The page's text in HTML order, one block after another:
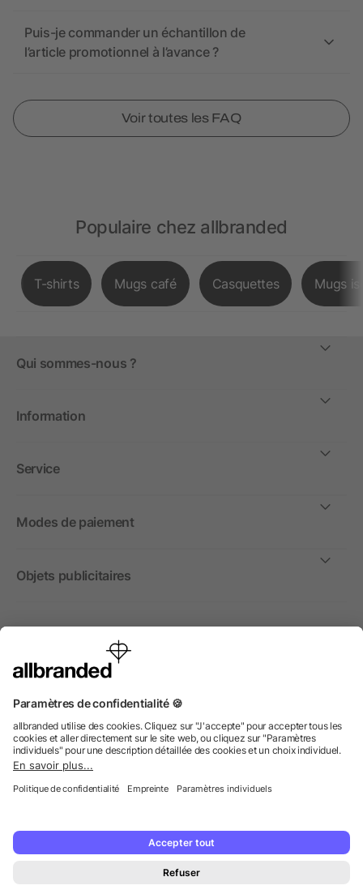
Puis-je commander un échantillon de
l’article promotionnel à l’avance ?
Voir toutes les FAQ
Populaire chez allbranded
T-shirts Mugs café Casquettes Mugs
Qui sommes-nous ?
Information
Service
Modes de paiement
Objets publicitaires
International
Nous commercialisons nos objets publicitaires et articles
non aux personnes privées.